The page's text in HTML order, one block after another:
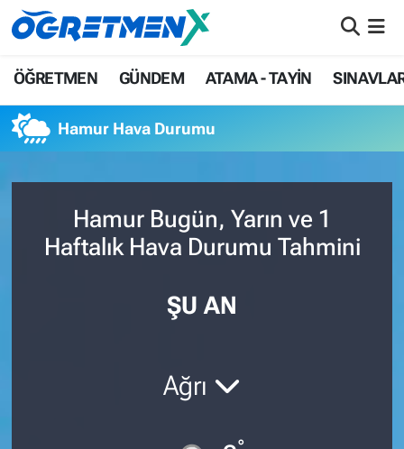
ÖĞRETMEN GÜNDEM ATAMA - TAYİN
Hamur Hava Durumu
Hamur Bugün, Yarın ve 1
Haftalık Hava Durumu Tahmini
ŞU AN
Ağrı
ÖĞRETMEN
SINAVLAR
HAYATIN İÇİNDEN
UZMAN ÖĞRETMENLİK
İstanbul Nöbetçi Eczaneler
İstanbul Trafik Yoğunluk Haritası
Süper Lig Puan Durumu ve Fikstür